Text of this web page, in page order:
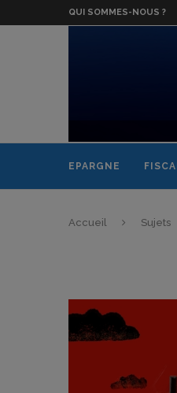
QUI SOMMES-NOUS ?
EPARGNE
Accueil Sujets